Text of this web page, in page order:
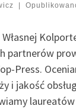
|
partnerów
Press.
i jakość